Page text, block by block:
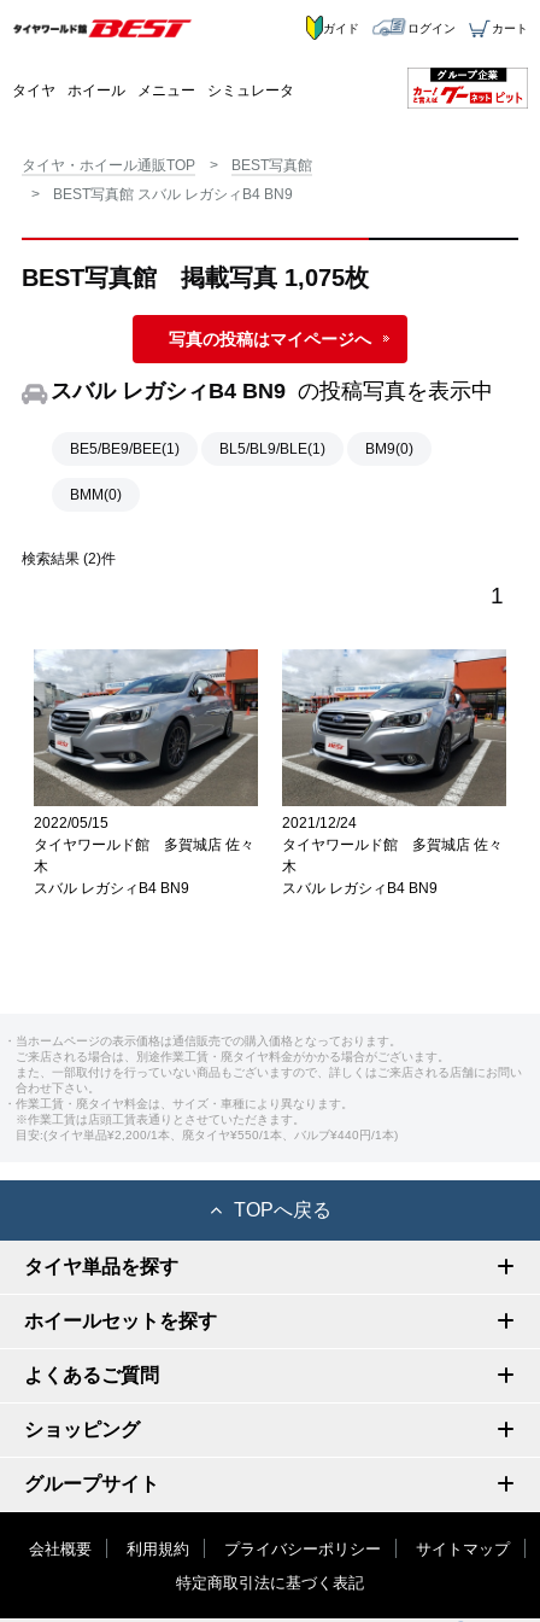
タイヤ ホイール メニュー シミュレータ
ガイド ログイン カート
タイヤ・ホイール通販TOP
BEST写真館
BEST写真館 スバル レガシィB4 BN9
BEST写真館 掲載写真 1,075枚
写真の投稿はマイページへ
スバル レガシィB4 BN9 の投稿写真を表示中
BE5/BE9/BEE(1) BL5/BL9/BLE(1) BM9(0)
BMM(0)
検索結果 (2)件
1
2022/05/15
タイヤワールド館 多賀城店 佐々
木
スバル レガシィB4 BN9
2021/12/24
タイヤワールド館 多賀城店 佐々
木
スバル レガシィB4 BN9
・当ホームページの表示価格は通信販売での購入価格となっております。
ご来店される場合は、別途作業工賃・廃タイヤ料金がかかる場合がございます。
また、一部取付けを行っていない商品もございますので、詳しくはご来店される店舗にお問い
合わせ下さい。
・作業工賃・廃タイヤ料金は、サイズ・車種により異なります。
※作業工賃は店頭工賃表通りとさせていただきます。
目安:(タイヤ単品¥2,200/1本、廃タイヤ¥550/1本、バルブ¥440円/1本)
TOPへ戻る
タイヤ単品を探す
ホイールセットを探す
よくあるご質問
ショッピング
グループサイト
会社概要 利用規約 プライバシーポリシー
サイトマップ
特定商取引法に基づく表記